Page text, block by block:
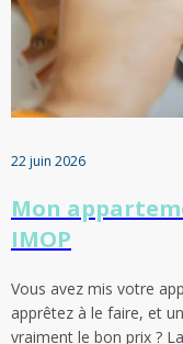
22 juin 2026
Mon
IMOP
Vous avez mis votre
apprêtez à le faire, et
vraiment le bon prix ?